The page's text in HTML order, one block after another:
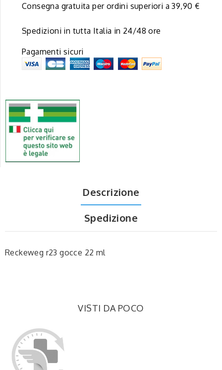
Consegna gratuita per ordini superiori a 39,90 €
Spedizioni in tutta Italia in 24/48 ore
Pagamenti sicuri
Descrizione
Spedizione
Reckeweg r23 gocce 22 ml
VISTI DA POCO